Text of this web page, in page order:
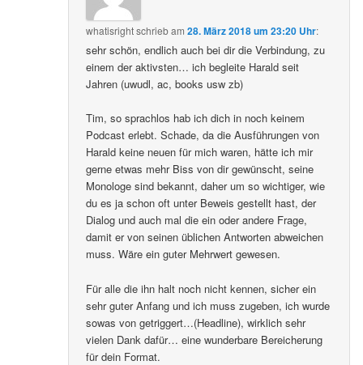
whatisrightschriebam28. März 2018 um 23:20 Uhr:
sehr schön, endlich auch bei dir die Verbindung, zu
einem der aktivsten… ich begleite Harald seit
Jahren (uwudl, ac, books usw zb)
Tim, so sprachlos hab ich dich in noch keinem
Podcast erlebt. Schade, da die Ausführungen von
Harald keine neuen für mich waren, hätte ich mir
gerne etwas mehr Biss von dir gewünscht, seine
Monologe sind bekannt, daher um so wichtiger, wie
du es ja schon oft unter Beweis gestellt hast, der
Dialog und auch mal die ein oder andere Frage,
damit er von seinen üblichen Antworten abweichen
muss. Wäre ein guter Mehrwert gewesen.
Für alle die ihn halt noch nicht kennen, sicher ein
sehr guter Anfang und ich muss zugeben, ich wurde
sowas von getriggert…(Headline), wirklich sehr
vielen Dank dafür… eine wunderbare Bereicherung
für dein Format.